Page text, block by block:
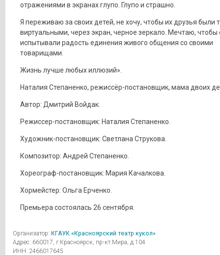
отражениями в экранах глупо. Глупо и страшно.
Я переживаю за своих детей, не хочу, чтобы их друзья были
виртуальными, через экран, черное зеркало. Мечтаю, чтобы
испытывали радость единения живого общения со своими
товарищами.
Жизнь лучше любых иллюзий».
Наталия Степаненко, режиссёр-постановщик, мама двоих
Автор: Дмитрий Войдак.
Режиссер-постановщик: Наталия Степаненко.
Художник-постановщик: Светлана Струкова.
Композитор: Андрей Степаненко.
Хореограф-постановщик: Мария Качалкова.
Хормейстер: Ольга Ерченко.
Премьера состоялась 26 сентября.
Организатор: КГАУК «Красноярский театр кукол»
Адрес: 660017, г.Красноярск, пр-кт.Мира, д.104
ИНН: 2466017645